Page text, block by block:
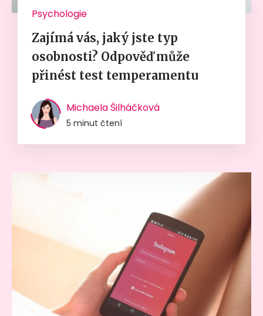
Psychologie
Zajímá vás, jaký jste typ
osobnosti? Odpověď může
přinést test temperamentu
Michaela Šilháčková
5 minut čtení